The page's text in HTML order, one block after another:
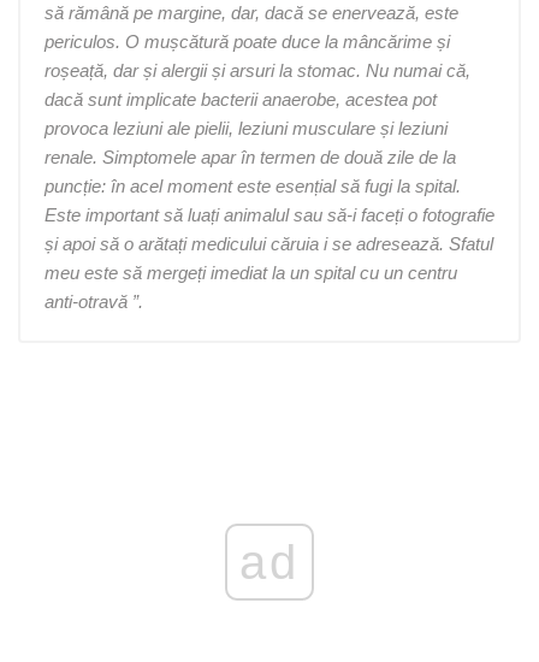
să rămână pe margine, dar, dacă se enervează, este
periculos. O mușcătură poate duce la mâncărime și
roșeață, dar și alergii și arsuri la stomac. Nu numai că,
dacă sunt implicate bacterii anaerobe, acestea pot
provoca leziuni ale pielii, leziuni musculare și leziuni
renale. Simptomele apar în termen de două zile de la
puncție: în acel moment este esențial să fugi la spital.
Este important să luați animalul sau să-i faceți o fotografie
și apoi să o arătați medicului căruia i se adresează. Sfatul
meu este să mergeți imediat la un spital cu un centru
anti-otravă ”.
ad